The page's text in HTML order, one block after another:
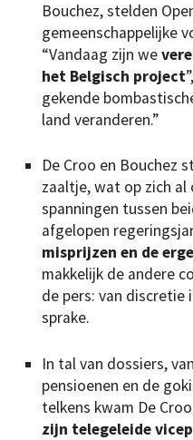
Bouchez, stelden
gemeenschappelijke
“Vandaag zijn we
het Belgisch project
gekende
land veranderen.”
De Croo en Bouchez
zaaltje, wat op zich al
spanningen tussen
afgelopen
misprijzen en de
makkelijk de andere
de pers: van discretie
sprake.
In tal van dossiers,
pensioenen en de
telkens kwam De
zijn telegeleide